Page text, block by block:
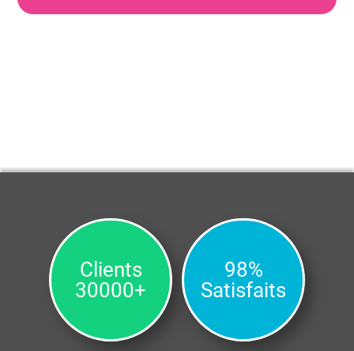
Clients
30000+
98%
Satisfaits